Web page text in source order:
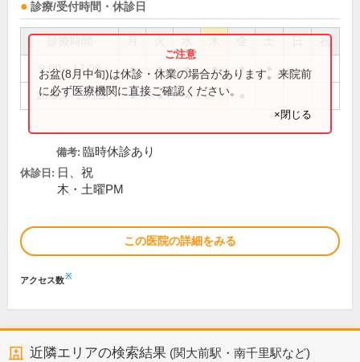
診療/受付時間・休診日
祝
9:00～12:00 ● ● ● ● ●
16:00～18:30 ● ● ●
お盆(8月中旬)は休診・休業の場合があります。来院前
に必ず医療機関に直接ご確認ください。
×閉じる
備考: 臨時休診あり
休診日: 日、祝
木・土曜PM
この医院の詳細をみる
アクセス数※
近隣エリアの検索結果 (関大前駅・南千里駅など)